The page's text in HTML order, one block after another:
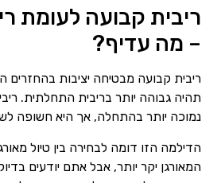
ריבית קבועה לעומת
– מה עדיף?
ריבית קבועה מבטיחה יציבות בהחזרים
תהיה גבוהה יותר בריבית התחלתית.
נמוכה יותר בהתחלה, אך היא חשופה
הדילמה הזו דומה לבחירה בין טיול
המאורגן יקר יותר, אבל אתם יודעים